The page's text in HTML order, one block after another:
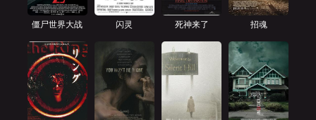
僵尸世界大战 闪灵 死神来了 招魂